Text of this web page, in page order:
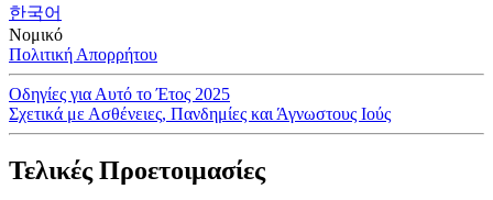
한국어
Νομικό
Πολιτική Απορρήτου
Οδηγίες για Αυτό το Έτος 2025
Σχετικά με Ασθένειες, Πανδημίες και Άγνωστους Ιούς
Τελικές Προετοιμασίες